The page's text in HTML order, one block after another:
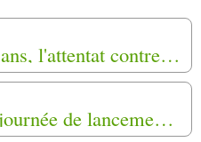
Aujourd' hui, il y a 10 ans, l'attentat contre Charlie Hebdo. Jeannette Bougrab, fille de harki, compagne de Charb.
10 ans du Mémorial : journée de lancement (tables ouvertes, conférence, musique et danse)